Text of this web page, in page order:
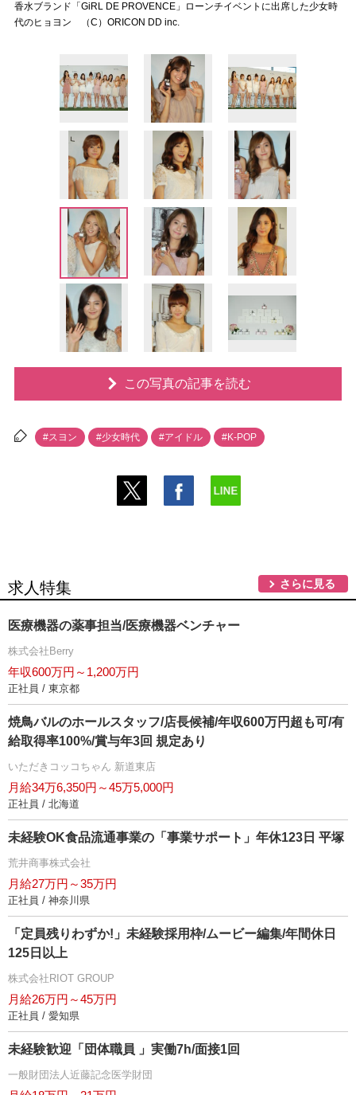
香水ブランド「GiRL DE PROVENCE」ローンチイベントに出席した少女時
代のヒョヨン （C）ORICON DD inc.
この写真の記事を読む
#スヨン #少女時代 #アイドル #K-POP
求人特集 さらに見る
医療機器の薬事担当/医療機器ベンチャー
株式会社Berry
年収600万円～1,200万円
正社員 / 東京都
焼鳥バルのホールスタッフ/店長候補/年収600万円超も可/有
給取得率100%/賞与年3回 規定あり
いただきコッコちゃん 新道東店
月給34万6,350円～45万5,000円
正社員 / 北海道
未経験OK食品流通事業の「事業サポート」年休123日 平塚
荒井商事株式会社
月給27万円～35万円
正社員 / 神奈川県
「定員残りわずか!」未経験採用枠/ムービー編集/年間休日
125日以上
株式会社RIOT GROUP
月給26万円～45万円
正社員 / 愛知県
未経験歓迎「団体職員 」実働7h/面接1回
一般財団法人近藤記念医学財団